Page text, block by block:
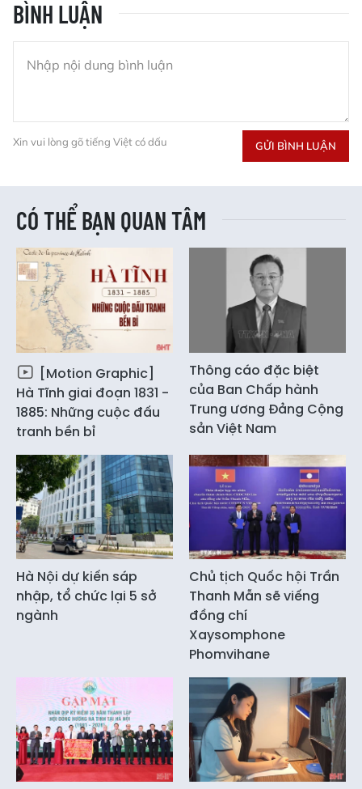
BÌNH LUẬN
Xin vui lòng gõ tiếng Việt có dấu GỬI BÌNH LUẬN
CÓ THỂ BẠN QUAN TÂM
[Motion Graphic]
Hà Tĩnh giai đoạn 1831 -
1885: Những cuộc đấu
tranh bền bỉ
Thông cáo đặc biệt
của Ban Chấp hành
Trung ương Đảng Cộng
sản Việt Nam
Hà Nội dự kiến sáp
nhập, tổ chức lại 5 sở
ngành
Chủ tịch Quốc hội Trần
Thanh Mẫn sẽ viếng
đồng chí
Xaysomphone
Phomvihane